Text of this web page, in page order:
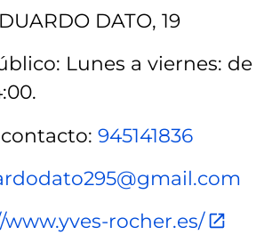
DATO, 19
Lunes a viernes: de
945141836
rocher.es/